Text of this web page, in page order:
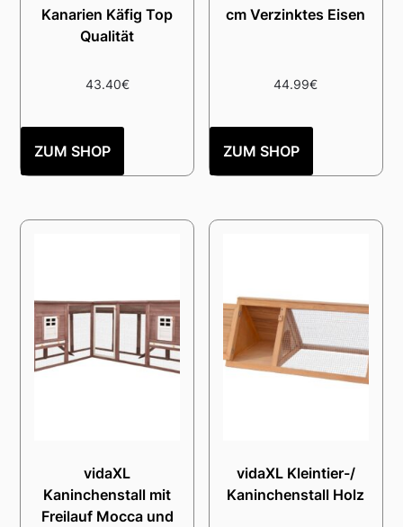
Kanarien Käfig Top
Qualität
43.40€
ZUM SHOP
cm Verzinktes Eisen
44.99€
ZUM SHOP
vidaXL
Kaninchenstall mit
Freilauf Mocca und
vidaXL Kleintier-/
Kaninchenstall Holz